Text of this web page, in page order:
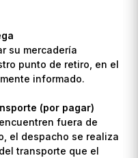
su mercadería
punto de retiro, en el
informado.
(por pagar)
fuera de
el despacho se realiza
transporte que el